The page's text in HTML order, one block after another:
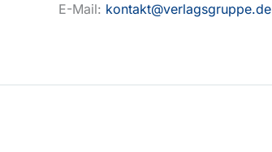
E-Mail: kontakt@verlagsgruppe.de